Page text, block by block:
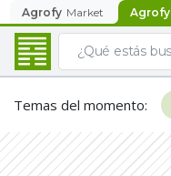
Agrofy Market Agrofy
Temas del momento: